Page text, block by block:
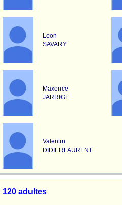
Leon
SAVARY
Maxence
JARRIGE
Valentin
DIDIERLAURENT
120 adultes